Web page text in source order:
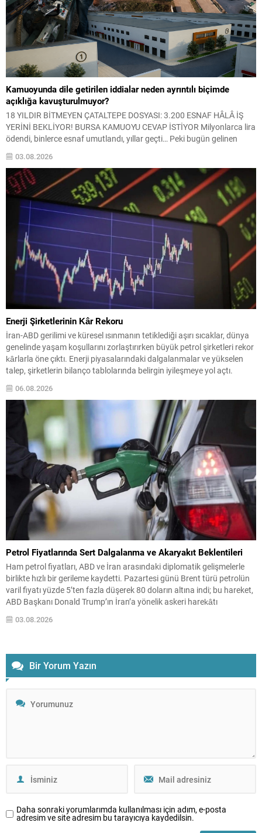
Kamuoyunda dile getirilen iddialar neden ayrıntılı biçimde
açıklığa kavuşturulmuyor?
18 YILDIR BİTMEYEN ÇATALTEPE DOSYASI: 3.200 ESNAF HÂLÂ İŞ
YERİNİ BEKLİYOR! BURSA KAMUOYU CEVAP İSTİYOR Milyonlarca lira
ödendi, binlerce esnaf umutlandı, yıllar geçti… Peki bugün gelinen
tamamlanamadı? Kamu kurumları hangi işlemleri yaptı? Hazırlanan
raporlar neden kamuoyuyla paylaşılmadı? Bursa’da artık herkes aynı
soruları soruyor....
03.08.2026
Enerji Şirketlerinin Kâr Rekoru
İran-ABD gerilimi ve küresel ısınmanın tetiklediği aşırı sıcaklar, dünya
genelinde yaşam koşullarını zorlaştırırken büyük petrol şirketleri rekor
kârlarla öne çıktı. Enerji piyasalarındaki dalgalanmalar ve yükselen
talep, şirketlerin bilanço tablolarında belirgin iyileşmeye yol açtı.
fiyatlarındaki sıçrama, dev enerji firmalarının üçüncü çeyrek
performanslarını...
06.08.2026
Petrol Fiyatlarında Sert Dalgalanma ve Akaryakıt Beklentileri
Ham petrol fiyatları, ABD ve İran arasındaki diplomatik gelişmelerle
birlikte hızlı bir gerileme kaydetti. Pazartesi günü Brent türü petrolün
varil fiyatı yüzde 5’ten fazla düşerek 80 doların altına indi; bu hareket,
ABD Başkanı Donald Trump’ın İran’a yönelik askeri harekâtı
durdurması ve barış görüşmelerinin yeniden başlamasının
açıklanmasıyla tetiklendi. Enerji piyasalarındaki dalgalanma,...
03.08.2026
Bir Yorum Yazın
Daha sonraki yorumlarımda kullanılması için adım, e-posta
adresim ve site adresim bu tarayıcıya kaydedilsin.